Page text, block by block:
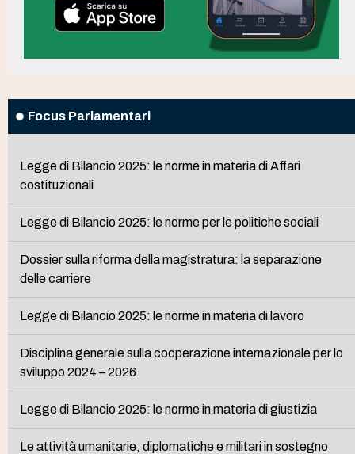
Focus Parlamentari
Legge di Bilancio 2025: le norme in materia di Affari
costituzionali
Legge di Bilancio 2025: le norme per le politiche sociali
Dossier sulla riforma della magistratura: la separazione
delle carriere
Legge di Bilancio 2025: le norme in materia di lavoro
Disciplina generale sulla cooperazione internazionale per lo
sviluppo 2024 – 2026
Legge di Bilancio 2025: le norme in materia di giustizia
Le attività umanitarie, diplomatiche e militari in sostegno